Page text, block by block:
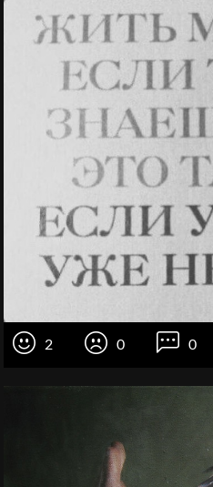
2 0 0